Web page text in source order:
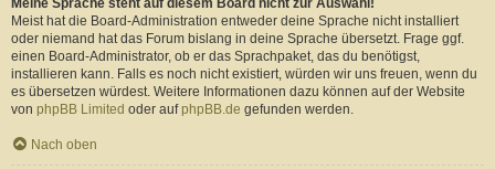
Meine Sprache steht auf diesem Board nicht zur Auswahl!
Meist hat die Board-Administration entweder deine Sprache nicht installiert
oder niemand hat das Forum bislang in deine Sprache übersetzt. Frage ggf.
einen Board-Administrator, ob er das Sprachpaket, das du benötigst,
installieren kann. Falls es noch nicht existiert, würden wir uns freuen, wenn du
es übersetzen würdest. Weitere Informationen dazu können auf der Website
von phpBB Limited oder aufphpBB.de gefunden werden.
Nach oben